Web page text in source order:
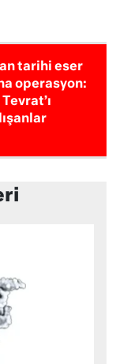
tarihi eser
operasyon: